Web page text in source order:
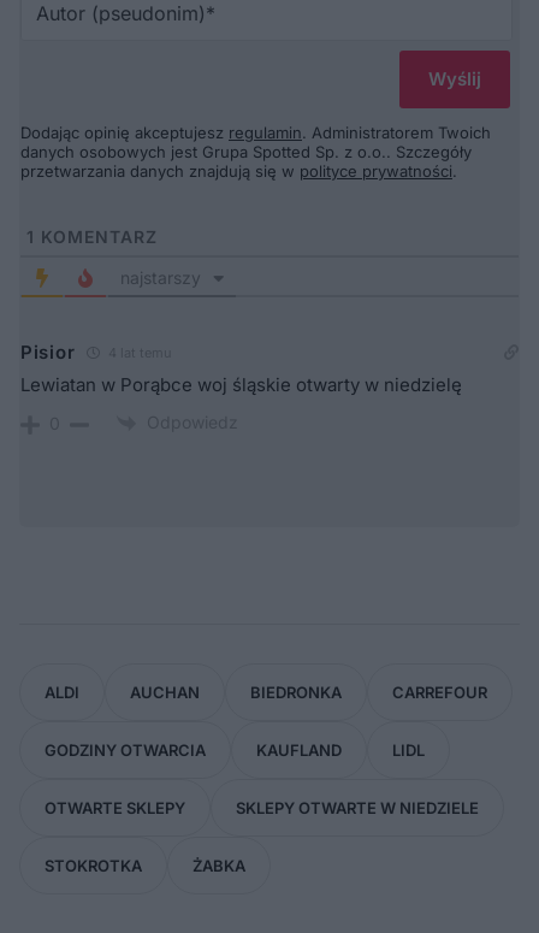
Dodając opinię akceptujesz regulamin. Administratorem Twoich
danych osobowych jest Grupa Spotted Sp. z o.o.. Szczegóły
przetwarzania danych znajdują się w polityce prywatności.
1 KOMENTARZ
najstarszy
Pisior
Lewiatan w Porąbce woj śląskie otwarty w niedzielę
ALDI AUCHAN BIEDRONKA CARREFOUR
GODZINY OTWARCIA KAUFLAND LIDL
OTWARTE SKLEPY SKLEPY OTWARTE W NIEDZIELE
STOKROTKA ŻABKA